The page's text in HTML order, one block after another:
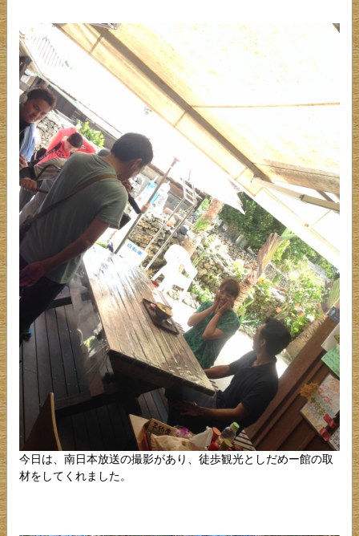
今日は、南日本放送の撮影があり、徒歩観光としだめー館の取
材をしてくれました。